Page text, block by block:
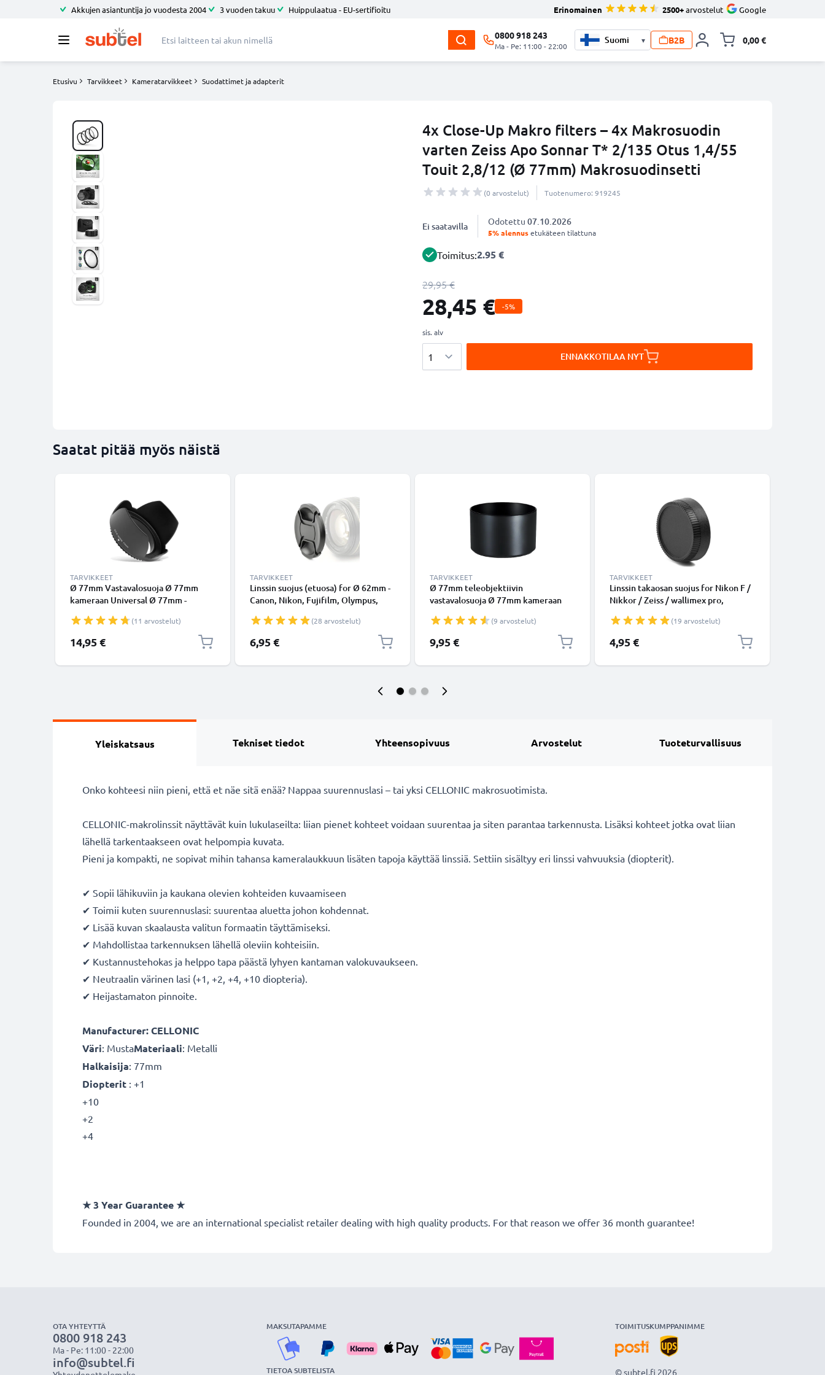
Akkujen asiantuntija jo vuodesta 2004 3 vuoden takuu Huippulaatua - EU-sertifioitu Erinomainen 2500+arvostelut Google
0800 918 243
Ma - Pe: 11:00 - 22:00
▾ B2B 0,00 €
Etusivu Tarvikkeet Kameratarvikkeet Suodattimet ja adapterit
4x Close-Up Makro filters – 4x Makrosuodin
varten Zeiss Apo Sonnar T* 2/135 Otus 1,4/55
Touit 2,8/12 (Ø 77mm) Makrosuodinsetti
(0 arvostelut) Tuotenumero: 919245
Ei saatavilla Odotettu 07.10.2026
5% alennusetukäteen tilattuna
Toimitus:2.95 €
29,95 €
28,45 € -5%
sis. alv
ENNAKKOTILAA NYT
Saatat pitää myös näistä
TARVIKKEET
Ø 77mm Vastavalosuoja Ø 77mm
kameraan Universal Ø 77mm -
kukkamalli / tulppaani / terälehti
vastavalosuoja tuotemerkiltä
CELLONIC
(11 arvostelut)
14,95 €
TARVIKKEET
Linssin suojus (etuosa) for Ø 62mm -
Canon, Nikon, Fujifilm, Olympus,
Inside handle / Central Pinch Suojus
Kansi
(28 arvostelut)
6,95 €
TARVIKKEET
Ø 77mm teleobjektiivin
vastavalosuoja Ø 77mm kameraan
suodinkierteeseen kiinnitettävä
pyöreä vastavalosuoja tuotemerkiltä
CELLONIC
(9 arvostelut)
9,95 €
TARVIKKEET
Linssin takaosan suojus for Nikon F /
Nikkor / Zeiss / wallimex pro,
Nikon F Mount (AF-S, AF-P, AI)
(19 arvostelut)
4,95 €
Yleiskatsaus Tekniset tiedot Yhteensopivuus Arvostelut Tuoteturvallisuus
Onko kohteesi niin pieni, että et näe sitä enää? Nappaa suurennuslasi – tai yksi CELLONIC makrosuotimista.
CELLONIC-makrolinssit näyttävät kuin lukulaseilta: liian pienet kohteet voidaan suurentaa ja siten parantaa tarkennusta. Lisäksi kohteet jotka ovat liian
lähellä tarkentaakseen ovat helpompia kuvata.
Pieni ja kompakti, ne sopivat mihin tahansa kameralaukkuun lisäten tapoja käyttää linssiä. Settiin sisältyy eri linssi vahvuuksia (diopterit).
✔ Sopii lähikuviin ja kaukana olevien kohteiden kuvaamiseen
✔ Toimii kuten suurennuslasi: suurentaa aluetta johon kohdennat.
✔ Lisää kuvan skaalausta valitun formaatin täyttämiseksi.
✔ Mahdollistaa tarkennuksen lähellä oleviin kohteisiin.
✔ Kustannustehokas ja helppo tapa päästä lyhyen kantaman valokuvaukseen.
✔ Neutraalin värinen lasi (+1, +2, +4, +10 diopteria).
✔ Heijastamaton pinnoite.
Manufacturer: CELLONIC
Väri: MustaMateriaali: Metalli
Halkaisija: 77mm
Diopterit : +1
+10
+2
+4
★ 3 Year Guarantee ★
Founded in 2004, we are an international specialist retailer dealing with high quality products. For that reason we offer 36 month guarantee!
OTA YHTEYTTÄ
0800 918 243
Ma - Pe: 11:00 - 22:00
info@subtel.fi
MAKSUTAPAMME
TIETOA SUBTELISTA
TOIMITUSKUMPPANIMME
© subtel.fi 2026